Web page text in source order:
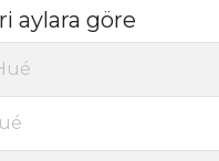
aylara göre